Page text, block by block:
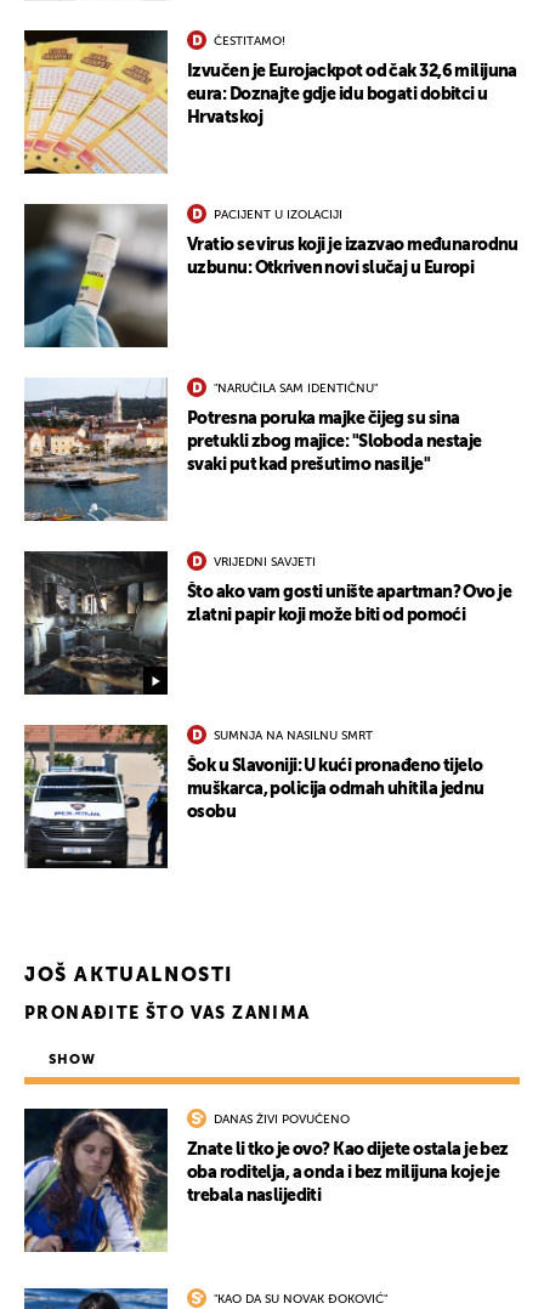
ČESTITAMO!
Izvučen je Eurojackpot od čak 32,6 milijuna
eura: Doznajte gdje idu bogati dobitci u
Hrvatskoj
PACIJENT U IZOLACIJI
Vratio se virus koji je izazvao međunarodnu
uzbunu: Otkriven novi slučaj u Europi
"NARUČILA SAM IDENTIČNU"
Potresna poruka majke čijeg su sina
pretukli zbog majice: "Sloboda nestaje
svaki put kad prešutimo nasilje"
VRIJEDNI SAVJETI
Što ako vam gosti unište apartman? Ovo je
zlatni papir koji može biti od pomoći
SUMNJA NA NASILNU SMRT
Šok u Slavoniji: U kući pronađeno tijelo
muškarca, policija odmah uhitila jednu
osobu
JOŠ AKTUALNOSTI
PRONAĐITE ŠTO VAS ZANIMA
SHOW
DANAS ŽIVI POVUČENO
Znate li tko je ovo? Kao dijete ostala je bez
oba roditelja, a onda i bez milijuna koje je
trebala naslijediti
"KAO DA SU NOVAK ĐOKOVIĆ"